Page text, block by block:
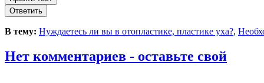
В тему: Нуждаетесь ли вы в отопластике, пластике уха?,
Нет комментариев - оставьте свой